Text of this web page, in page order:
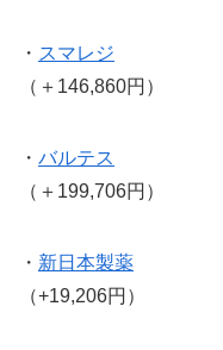
・ スマレジ
（＋146,860円）
・ バルテス
（＋199,706円）
・ 新日本製薬
（+19,206円）